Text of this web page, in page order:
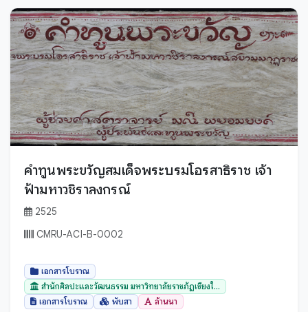
อานิสงส์
เวชศาสตร์
เอกสารโบราณ
โหราศาสตร์
ไสยศาสตร์
ไทลื้อ
ไทเขิน
ขอม
ธรรมลาว
พม่า
มอญ
ล้านนา
ไทขึน
ไทย
ไทลื้อ (ใหม่)
ไทเหนือ
ไทใหญ่
คำทูนพระขวัญสมเด็จพระบรมโอรสาธิราช เจ้า
ฟ้ามหาวชิราลงกรณ์
2525
CMRU-ACI-B-0002
เอกสารโบราณ
สำนักศิลปะและวัฒนธรรม มหาวิทยาลัยราชภัฏเชียงใ...
เอกสารโบราณ
พับสา ล้านนา